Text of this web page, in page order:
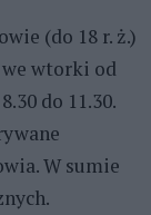
(do 18 r. ż.)
wtorki od
do 11.30.
W sumie